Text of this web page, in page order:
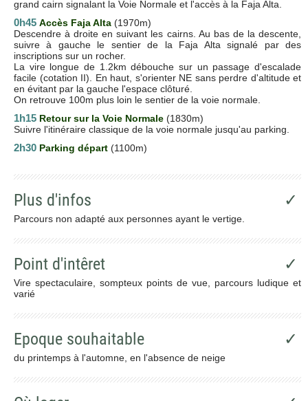
grand cairn signalant la Voie Normale et l'accès à la Faja Alta.
0h45 Accès Faja Alta (1970m)
Descendre à droite en suivant les cairns. Au bas de la descente,
suivre à gauche le sentier de la Faja Alta signalé par des
inscriptions sur un rocher.
La vire longue de 1.2km débouche sur un passage d'escalade
facile (cotation II). En haut, s'orienter NE sans perdre d'altitude et
en évitant par la gauche l'espace clôturé.
On retrouve 100m plus loin le sentier de la voie normale.
1h15 Retour sur la Voie Normale (1830m)
Suivre l'itinéraire classique de la voie normale jusqu'au parking.
2h30 Parking départ (1100m)
Plus d'infos ✓
Parcours non adapté aux personnes ayant le vertige.
Point d'intêret ✓
Vire spectaculaire, sompteux points de vue, parcours ludique et
varié
Epoque souhaitable ✓
du printemps à l'automne, en l'absence de neige